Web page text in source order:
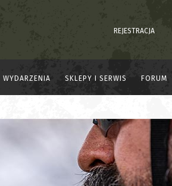
REJESTRACJA
WYDARZENIA SKLEPY I SERWIS FORUM